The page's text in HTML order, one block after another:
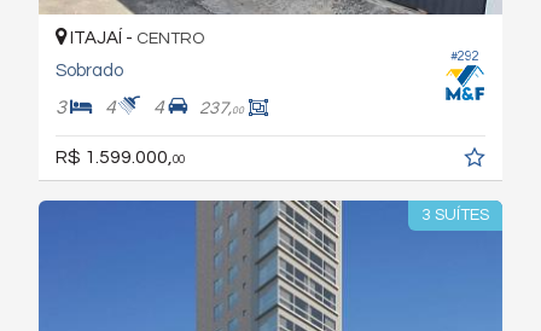
#292
ITAJAÍ - CENTRO
Sobrado
3 4 4 237,00
R$ 1.599.000, 00
3 SUÍTES